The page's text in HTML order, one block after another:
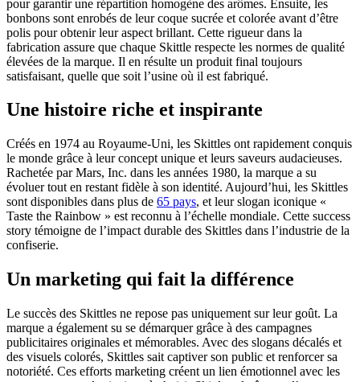
pour garantir une répartition homogène des arômes. Ensuite, les
bonbons sont enrobés de leur coque sucrée et colorée avant d’être
polis pour obtenir leur aspect brillant. Cette rigueur dans la
fabrication assure que chaque Skittle respecte les normes de qualité
élevées de la marque. Il en résulte un produit final toujours
satisfaisant, quelle que soit l’usine où il est fabriqué.
Une histoire riche et inspirante
Créés en 1974 au Royaume-Uni, les Skittles ont rapidement conquis
le monde grâce à leur concept unique et leurs saveurs audacieuses.
Rachetée par Mars, Inc. dans les années 1980, la marque a su
évoluer tout en restant fidèle à son identité. Aujourd’hui, les Skittles
sont disponibles dans plus de 65 pays, et leur slogan iconique «
Taste the Rainbow » est reconnu à l’échelle mondiale. Cette success
story témoigne de l’impact durable des Skittles dans l’industrie de la
confiserie.
Un marketing qui fait la différence
Le succès des Skittles ne repose pas uniquement sur leur goût. La
marque a également su se démarquer grâce à des campagnes
publicitaires originales et mémorables. Avec des slogans décalés et
des visuels colorés, Skittles sait captiver son public et renforcer sa
notoriété. Ces efforts marketing créent un lien émotionnel avec les